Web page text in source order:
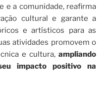
e a comunidade, reafirma
cultural e garante a
e artísticos para as
atividades promovem o
e cultura, ampliando
impacto positivo na